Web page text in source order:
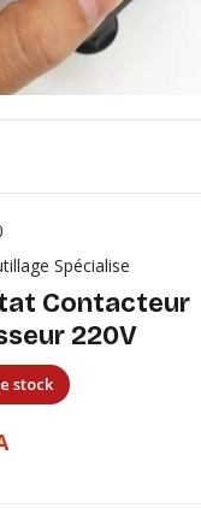
Spécialise
Contacteur
220V
stock